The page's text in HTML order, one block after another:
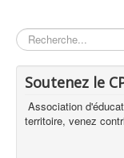
Rechercher
Soutenez le
Association
territoire, venez